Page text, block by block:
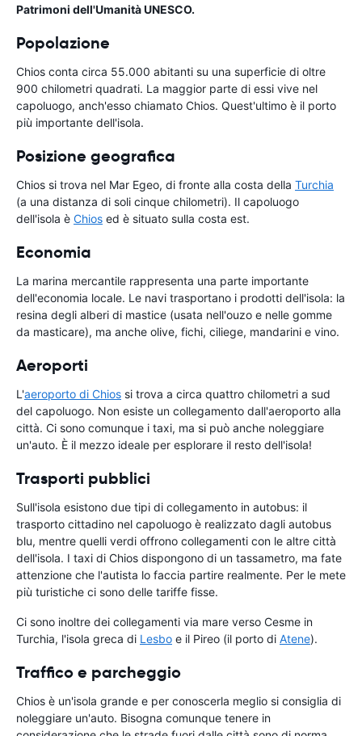
Patrimoni dell'Umanità UNESCO.
Popolazione
Chios conta circa 55.000 abitanti su una superficie di oltre
900 chilometri quadrati. La maggior parte di essi vive nel
capoluogo, anch'esso chiamato Chios. Quest'ultimo è il porto
più importante dell'isola.
Posizione geografica
Chios si trova nel Mar Egeo, di fronte alla costa della Turchia
(a una distanza di soli cinque chilometri). Il capoluogo
dell'isola è Chios ed è situato sulla costa est.
Economia
La marina mercantile rappresenta una parte importante
dell'economia locale. Le navi trasportano i prodotti dell'isola: la
resina degli alberi di mastice (usata nell'ouzo e nelle gomme
da masticare), ma anche olive, fichi, ciliege, mandarini e vino.
Aeroporti
L'aeroporto di Chios si trova a circa quattro chilometri a sud
del capoluogo. Non esiste un collegamento dall'aeroporto alla
città. Ci sono comunque i taxi, ma si può anche noleggiare
un'auto. È il mezzo ideale per esplorare il resto dell'isola!
Trasporti pubblici
Sull'isola esistono due tipi di collegamento in autobus: il
trasporto cittadino nel capoluogo è realizzato dagli autobus
blu, mentre quelli verdi offrono collegamenti con le altre città
dell'isola. I taxi di Chios dispongono di un tassametro, ma fate
attenzione che l'autista lo faccia partire realmente. Per le mete
più turistiche ci sono delle tariffe fisse.
Ci sono inoltre dei collegamenti via mare verso Cesme in
Turchia, l'isola greca di Lesbo e il Pireo (il porto di Atene).
Traffico e parcheggio
Chios è un'isola grande e per conoscerla meglio si consiglia di
noleggiare un'auto. Bisogna comunque tenere in